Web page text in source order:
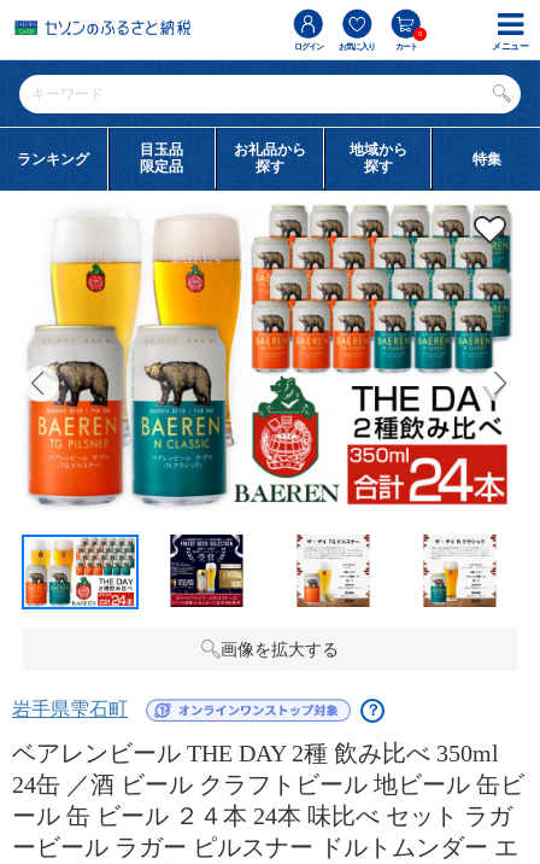
ログイン お気に入り カート
0
ランキング
目玉品
限定品
お礼品から
探す
地域から
探す
特集
画像を拡大する
岩手県雫石町 ？
ベアレンビール THE DAY 2種 飲み比べ 350ml
24缶 ／酒 ビール クラフトビール 地ビール 缶ビ
ール 缶 ビール ２４本 24本 味比べ セット ラガ
ービール ラガー ピルスナー ドルトムンダー エ
メニュー